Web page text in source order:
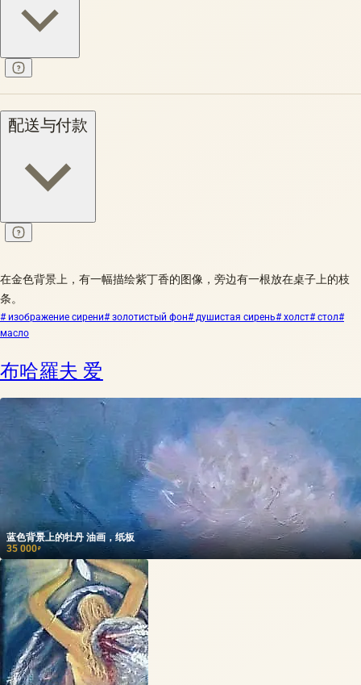
配送与付款
在金色背景上，有一幅描绘紫丁香的图像，旁边有一根放在桌子上的枝
条。
# изображение сирени# золотистый фон# душистая сирень# холст# стол#
масло
布哈羅夫 爱
蓝色背景上的牡丹 油画，纸板
35 000₽